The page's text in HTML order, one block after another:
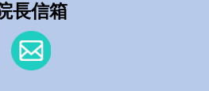
長信箱